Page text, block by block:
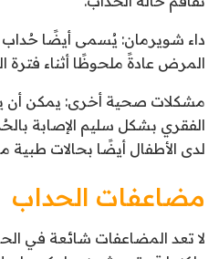
داء شويرمان: يُسمى أيضًا
المرض عادةً ملحوظًا أثناء فترة
مشكلات صحية أخرى: يمكن أن
الفقري بشكل سليم الإصابة
لدى الأطفال أيضًا بحالات طبية
مضاعفات الحداب
لا تعد المضاعفات شائعة في